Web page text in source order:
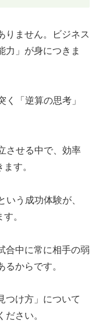
りません。ビジネス
力」が身につきま
く「逆算の思考」
させる中で、効率
す。
いう成功体験が、
。
合中に常に相手の弱
からです。
つけ方」について
さい。